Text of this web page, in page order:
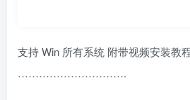
支持 Win 所有系统 附带视频安装教
………………………….